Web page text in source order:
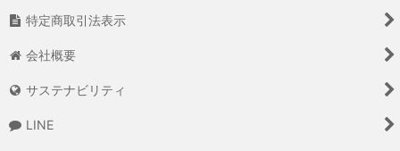
特定商取引法表示
会社概要
サステナビリティ
LINE